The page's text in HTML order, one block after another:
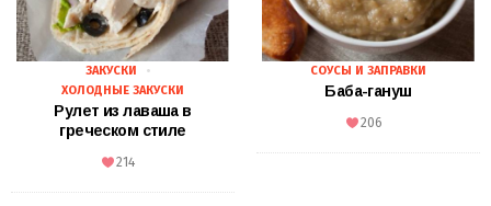
ЗАКУСКИ
ХОЛОДНЫЕ ЗАКУСКИ
Рулет из лаваша в
греческом стиле
214
СОУСЫ И ЗАПРАВКИ
Баба-гануш
206